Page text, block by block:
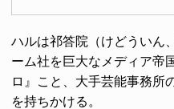
ハルは祁答院（けどういん
ーム社を巨大なメディア帝
ロ』こと、大手芸能事務所
を持ちかける。